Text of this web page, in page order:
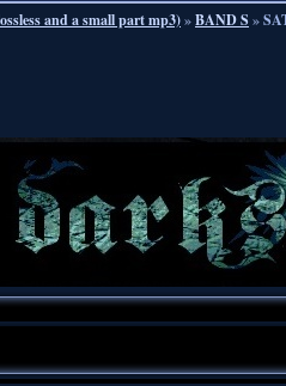
and a small part mp3)»BAND S »